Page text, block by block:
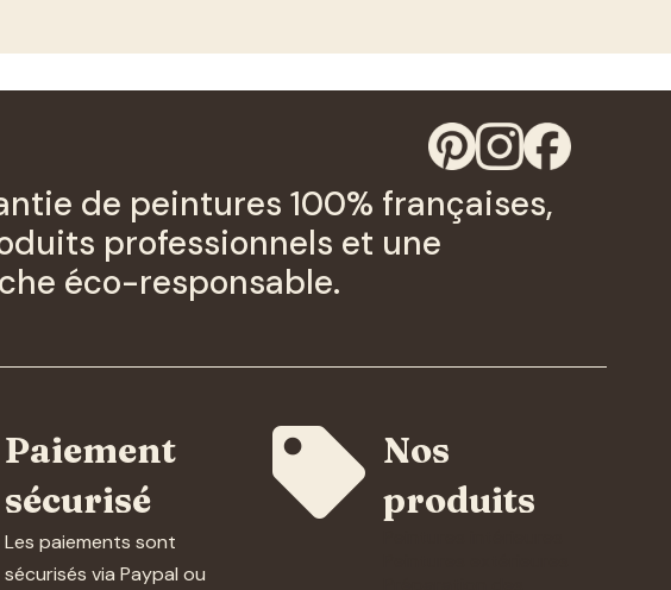
de peintures 100% françaises,
professionnels et une
éco-responsable.
Paiement
sécurisé
Les paiements sont
sécurisés via Paypal ou
 Nos
produits